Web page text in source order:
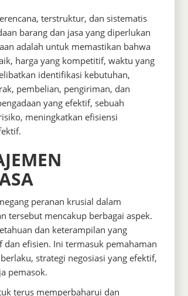
terstruktur, dan sistematis
barang dan jasa yang diperlukan
adalah untuk memastikan bahwa
harga yang kompetitif, waktu yang
identifikasi kebutuhan,
pembelian, pengiriman, dan
yang efektif, sebuah
meningkatkan efisiensi
peranan krusial dalam
tersebut mencakup berbagai aspek.
dan keterampilan yang
efisien. Ini termasuk pemahaman
strategi negosiasi yang efektif,
pemasok.
terus memperbaharui dan